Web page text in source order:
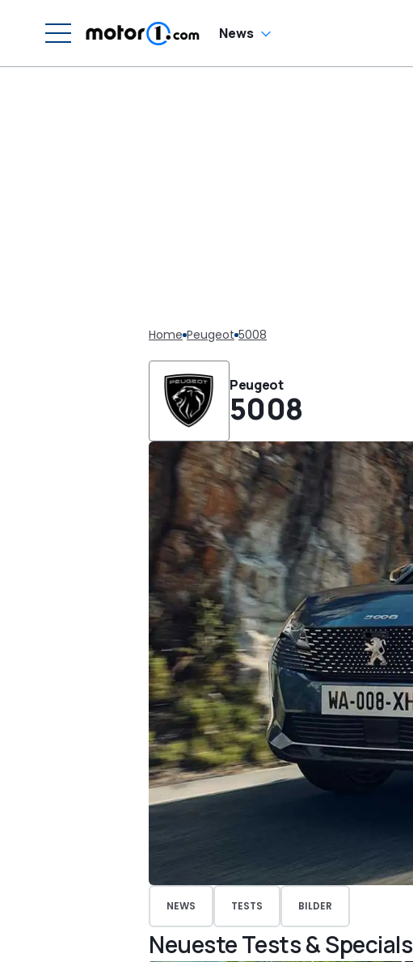
News
Home Peugeot 5008
Peugeot
5008
NEWS TESTS BILDER
Neueste Tests & Specials